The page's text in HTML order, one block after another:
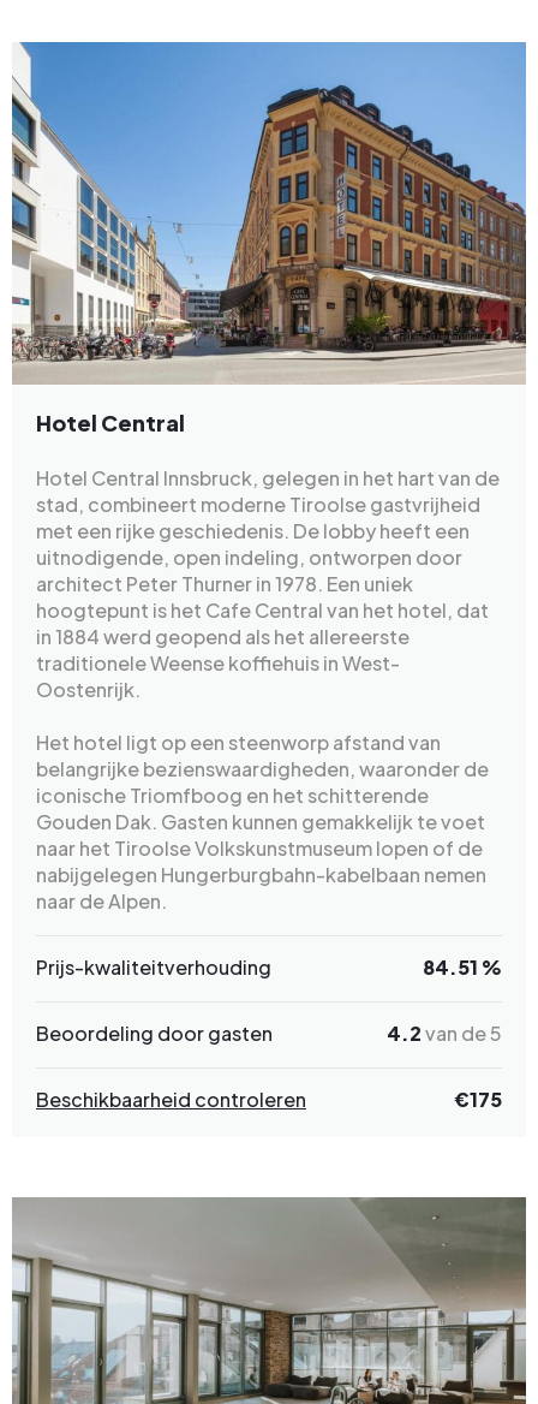
Hotel Central
Hotel Central Innsbruck, gelegen in het hart van de
stad, combineert moderne Tiroolse gastvrijheid
met een rijke geschiedenis. De lobby heeft een
uitnodigende, open indeling, ontworpen door
architect Peter Thurner in 1978. Een uniek
hoogtepunt is het Cafe Central van het hotel, dat
in 1884 werd geopend als het allereerste
traditionele Weense koffiehuis in West-
Oostenrijk.
Het hotel ligt op een steenworp afstand van
belangrijke bezienswaardigheden, waaronder de
iconische Triomfboog en het schitterende
Gouden Dak. Gasten kunnen gemakkelijk te voet
naar het Tiroolse Volkskunstmuseum lopen of de
nabijgelegen Hungerburgbahn-kabelbaan nemen
naar de Alpen.
Prijs-kwaliteitverhouding 84.51 %
Beoordeling door gasten 4.2van de 5
Beschikbaarheid controleren €175